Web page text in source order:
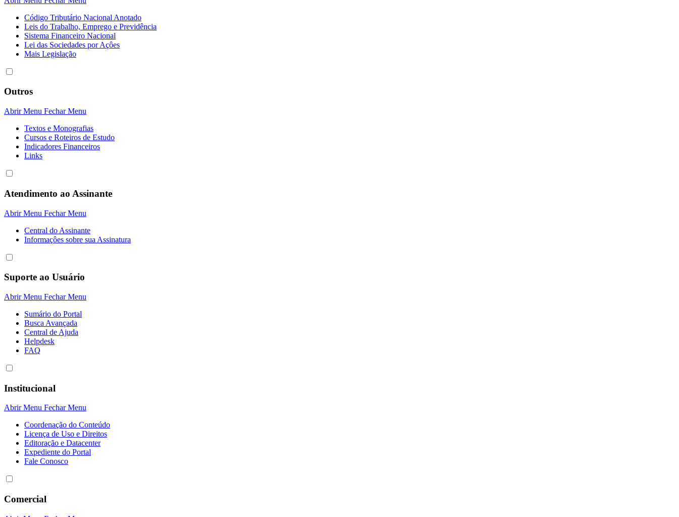
Código Tributário Nacional Anotado
Leis do Trabalho, Emprego e Previdência
Sistema Financeiro Nacional
Lei das Sociedades por Açôes
Mais Legislação
Outros
Abrir Menu Fechar Menu
Textos e Monografias
Cursos e Roteiros de Estudo
Indicadores Financeiros
Links
Atendimento ao Assinante
Abrir Menu Fechar Menu
Central do Assinante
Informaçôes sobre sua Assinatura
Suporte ao Usuário
Abrir Menu Fechar Menu
Sumário do Portal
Busca Avançada
Central de Ajuda
Helpdesk
FAQ
Institucional
Abrir Menu Fechar Menu
Coordenação do Conteúdo
Licença de Uso e Direitos
Editoração e Datacenter
Expediente do Portal
Fale Conosco
Comercial